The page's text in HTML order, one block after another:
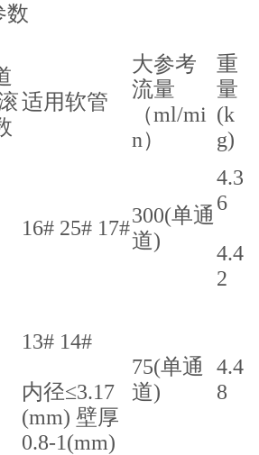
数
适用软管
大参考
流量
（ml/mi
n）
重
量
(k
g)
16# 25# 17#
300(单通
道)
4.3
6
4.4
2
13# 14#
75(单通
道)
4.4
8
内径≤3.17
(mm) 壁厚
0.8-1(mm)